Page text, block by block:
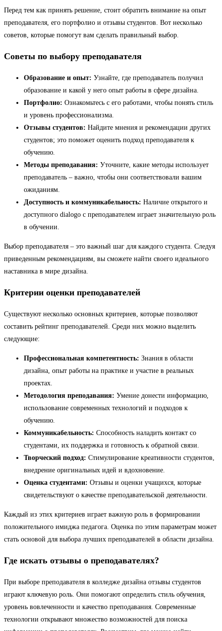
Перед тем как принять решение, стоит обратить внимание на опыт
преподавателя, его портфолио и отзывы студентов. Вот несколько
советов, которые помогут вам сделать правильный выбор.
Советы по выбору преподавателя
Образование и опыт: Узнайте, где преподаватель получил
образование и какой у него опыт работы в сфере дизайна.
Портфолио: Ознакомьтесь с его работами, чтобы понять стиль
и уровень профессионализма.
Отзывы студентов: Найдите мнения и рекомендации других
студентов; это поможет оценить подход преподавателя к
обучению.
Методы преподавания: Уточните, какие методы использует
преподаватель – важно, чтобы они соответствовали вашим
ожиданиям.
Доступность и коммуникабельность: Наличие открытого и
доступного dialogo с преподавателем играет значительную роль
в обучении.
Выбор преподавателя – это важный шаг для каждого студента. Следуя
приведенным рекомендациям, вы сможете найти своего идеального
наставника в мире дизайна.
Критерии оценки преподавателей
Существуют несколько основных критериев, которые позволяют
составить рейтинг преподавателей. Среди них можно выделить
следующие:
Профессиональная компетентность: Знания в области
дизайна, опыт работы на практике и участие в реальных
проектах.
Методология преподавания: Умение донести информацию,
использование современных технологий и подходов к
обучению.
Коммуникабельность: Способность наладить контакт со
студентами, их поддержка и готовность к обратной связи.
Творческий подход: Стимулирование креативности студентов,
внедрение оригинальных идей и вдохновение.
Оценка студентами: Отзывы и оценки учащихся, которые
свидетельствуют о качестве преподавательской деятельности.
Каждый из этих критериев играет важную роль в формировании
положительного имиджа педагога. Оценка по этим параметрам может
стать основой для выбора лучших преподавателей в области дизайна.
Где искать отзывы о преподавателях?
При выборе преподавателя в колледже дизайна отзывы студентов
играют ключевую роль. Они помогают определить стиль обучения,
уровень вовлеченности и качество преподавания. Современные
технологии открывают множество возможностей для поиска